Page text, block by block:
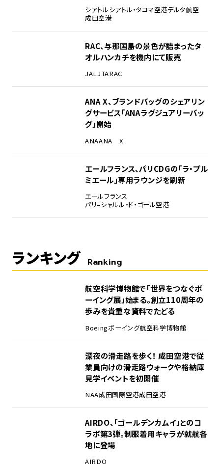
シアトルシアトル・タコマ空港デルタ航空
成田空港
RAC、与那国島の景色が詰まったタ
オルハンカチを機内にて販売
JALJTARAC
ANA X、ブランドバッグのシェアリン
グサービス「ANAラグジュアリーバッ
グ」開始
ANAANA X
エールフランス、パリCDGの「ラ・プル
ミエール」専用ラウンジを刷新
エールフランス
パリ=シャルル・ド・ゴール空港
ランキング Ranking
航空科学博物館で「世界をつなぐボ
ーイング展」始まる。創立110周年の
歩みを貴重な資料でたどる
Boeingボーイング航空科学博物館
深夜の滑走路を歩く！ 成田空港で従
業員向けの滑走路ウォークや格納庫
見学イベントを初開催
NAA成田国際空港成田空港
AIRDO、「ゴールデンカムイ」とのコ
ラボ第3弾。制服着用キャラが就航各
地に登場
AIRDO